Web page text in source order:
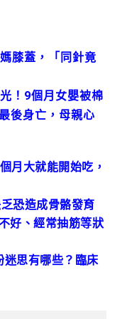
膝蓋，「同針竟
！9個月女嬰被棉
後身亡，母親心
月大就能開始吃，
恐造成骨骼發育
好、經常抽筋等狀
迷思有哪些？臨床